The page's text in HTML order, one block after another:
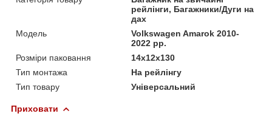
рейлінги, Багажники/Дуги на
дах
Мoдель
Volkswagen Amarok 2010-
2022 рр.
Розміри паковання
14x12x130
Тип монтажа
На рейлінгу
Тип товару
Універсальний
Приховати